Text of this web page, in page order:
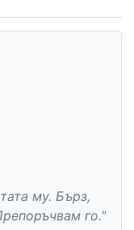
му. Бърз,
го."